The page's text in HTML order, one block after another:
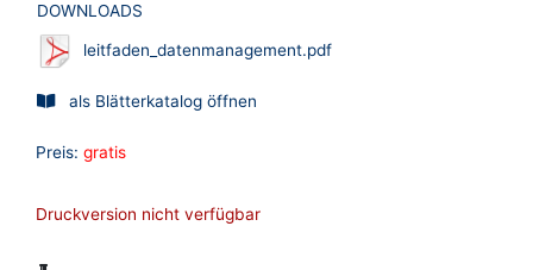
DOWNLOADS
leitfaden_datenmanagement.pdf
als Blätterkatalog öffnen
Preis: gratis
Druckversion nicht verfügbar